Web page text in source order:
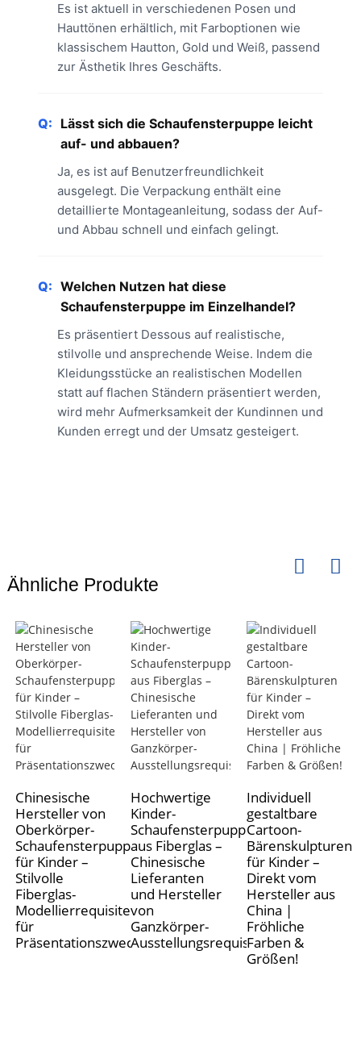
Es ist aktuell in verschiedenen Posen und
Hauttönen erhältlich, mit Farboptionen wie
klassischem Hautton, Gold und Weiß, passend
zur Ästhetik Ihres Geschäfts.
Q: Lässt sich die Schaufensterpuppe leicht
auf- und abbauen?
Ja, es ist auf Benutzerfreundlichkeit
ausgelegt. Die Verpackung enthält eine
detaillierte Montageanleitung, sodass der Auf-
und Abbau schnell und einfach gelingt.
Q: Welchen Nutzen hat diese
Schaufensterpuppe im Einzelhandel?
Es präsentiert Dessous auf realistische,
stilvolle und ansprechende Weise. Indem die
Kleidungsstücke an realistischen Modellen
statt auf flachen Ständern präsentiert werden,
wird mehr Aufmerksamkeit der Kundinnen und
Kunden erregt und der Umsatz gesteigert.
Ähnliche Produkte
Chinesische
Hersteller von
Oberkörper-
Schaufensterpuppen
für Kinder –
Stilvolle
Fiberglas-
Modellierrequisiten
für
Präsentationszwecke
Hochwertige
Kinder-
Schaufensterpuppen
aus Fiberglas –
Chinesische
Lieferanten
und Hersteller
von
Ganzkörper-
Ausstellungsrequisiten
Individuell
gestaltbare
Cartoon-
Bärenskulpturen
für Kinder –
Direkt vom
Hersteller aus
China |
Fröhliche
Farben &
Größen!